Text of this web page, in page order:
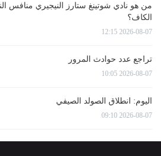
من هو نادي شوتينغ ستارز النيجيري منافس
الكاف؟
2026-08-07 12:15
تراجع عدد حوادث المرور
2026-08-07 10:05
اليوم: انطلاق الصولد الصيفي
2026-08-07 09:10